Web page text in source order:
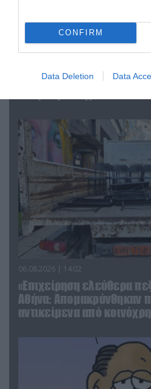
CONFIRM
Data Deletion Data
07.08.2026 | 20:02
Ο Γιάννης Αλαφούζος
Κωνσταντίνο Ζούλα από
06.08.2026 | 14:02
«Επιχείρηση ελεύθερα
Αθήνα: Απομακρύνθηκαν
αντικείμενα από